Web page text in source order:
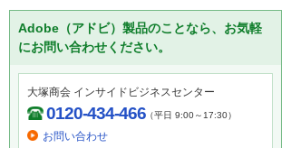
Adobe（アドビ）製品のことなら、お気軽
にお問い合わせください。
大塚商会 インサイドビジネスセンター
0120-434-466（平日 9:00～17:30）
お問い合わせ